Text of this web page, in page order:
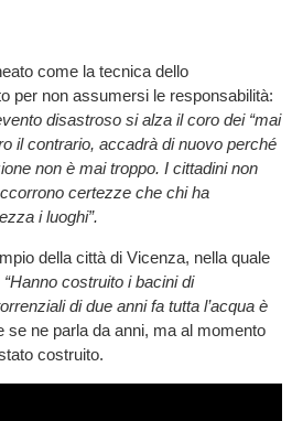
come la tecnica dello
per non assumersi le responsabilità:
disastroso si alza il coro dei “mai
il contrario, accadrà di nuovo perché
non è mai troppo. I cittadini non
certezze che chi ha
i luoghi”.
della città di Vicenza, nella quale
“Hanno costruito i bacini di
di due anni fa tutta l’acqua è
se ne parla da anni, ma al momento
costruito.